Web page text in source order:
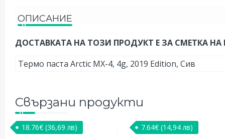
ОПИСАНИЕ
ДОСТАВКАТА НА ТОЗИ ПРОДУКТ Е ЗА СМЕТКА НА
Термо паста Arctic MX-4, 4g, 2019 Edition, Сив
Свързани продукти
18.76€ (36,69 лв) 7.64€ (14,94 лв)